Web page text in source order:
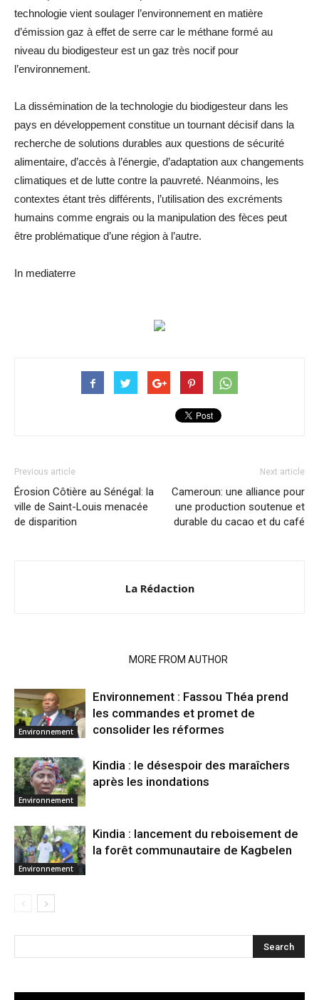
technologie vient soulager l’environnement en matière
d’émission gaz à effet de serre car le méthane formé au
niveau du biodigesteur est un gaz très nocif pour
l’environnement.
La dissémination de la technologie du biodigesteur dans les
pays en développement constitue un tournant décisif dans la
recherche de solutions durables aux questions de sécurité
alimentaire, d’accès à l’énergie, d’adaptation aux changements
climatiques et de lutte contre la pauvreté. Néanmoins, les
contextes étant très différents, l’utilisation des excréments
humains comme engrais ou la manipulation des fèces peut
être problématique d’une région à l’autre.
In mediaterre
Previous article
Érosion Côtière au Sénégal: la
ville de Saint-Louis menacée
de disparition
Next article
Cameroun: une alliance pour
une production soutenue et
durable du cacao et du café
La Rédaction
MORE FROM AUTHOR
Environnement
Environnement : Fassou Théa prend
les commandes et promet de
consolider les réformes
Environnement
Kindia : le désespoir des maraîchers
après les inondations
Environnement
Kindia : lancement du reboisement de
la forêt communautaire de Kagbelen